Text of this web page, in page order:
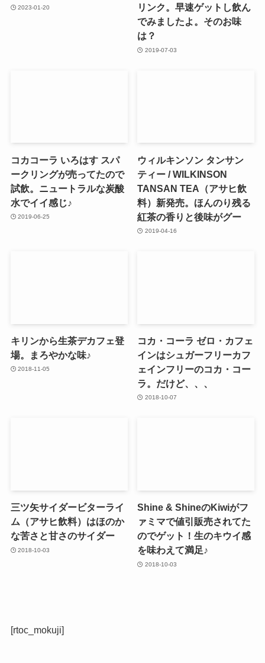
2023-01-20
リンク。早速ゲットし飲ん
でみましたよ。そのお味
は？
2019-07-03
コカコーラ いろはす スパ
ークリングが売ってたので
試飲。ニュートラルな炭酸
水でイイ感じ♪
2019-06-25
ウィルキンソン タンサン
ティー / WILKINSON
TANSAN TEA（アサヒ飲
料）新発売。ほんのり残る
紅茶の香りと後味がグー
2019-04-16
キリンから生茶デカフェ登
場。まろやかな味♪
2018-11-05
コカ・コーラ ゼロ・カフェ
インはシュガーフリーカフ
ェインフリーのコカ・コー
ラ。だけど、、、
2018-10-07
三ツ矢サイダービターライ
ム（アサヒ飲料）はほのか
な苦さと甘さのサイダー
2018-10-03
Shine & ShineのKiwiがフ
ァミマで値引販売されてた
のでゲット！生のキウイ感
を味わえて満足♪
2018-10-03
[rtoc_mokuji]